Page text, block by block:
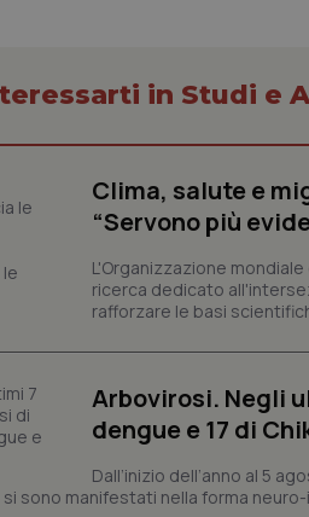
in Studi e
Clima, salute e
“Servono più
L'Organizzazione
ricerca dedicato
rafforzare le basi
Arbovirosi. Negli
dengue e 17 di
Dall’inizio dell’anno al 5
si sono manifestati nella forma neuro-
I cookie necessari
e l'accesso alle aree
Nome
tracking-sites-
tracking-enable